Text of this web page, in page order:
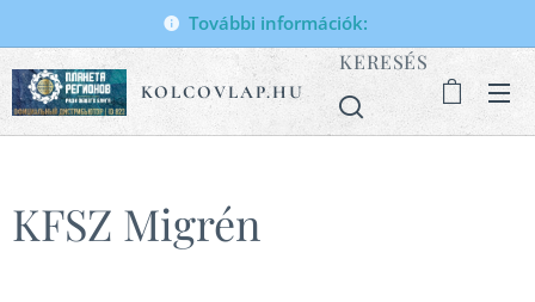
További információk:
KOLCOVLAP.HU
KERESÉS
KFSZ Migrén